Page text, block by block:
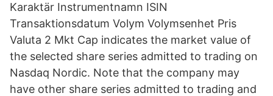
Karaktär Instrumentnamn ISIN
Transaktionsdatum Volym Volymsenhet Pris
Valuta 2 Mkt Cap indicates the market value of
the selected share series admitted to trading on
Nasdaq Nordic. Note that the company may
have other share series admitted to trading and